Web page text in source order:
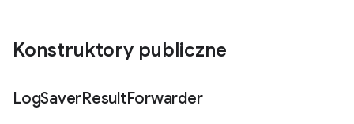
Konstruktory publiczne
LogSaverResultForwarder